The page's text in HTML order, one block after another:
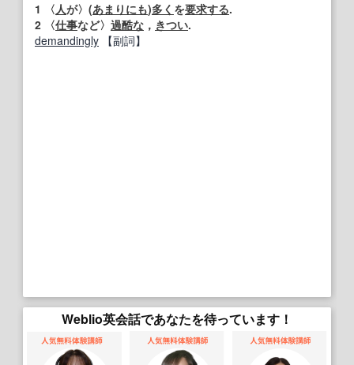
1 〈人が〉(あまりにも)多く を要求する.
2 〈仕事など〉 過酷な ， きつい.
demandingly 【副詞】
Weblio英会話であなたを待っています！